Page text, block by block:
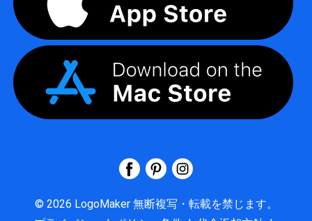
© 2026 LogoMaker 無断複写・転載を禁じます。